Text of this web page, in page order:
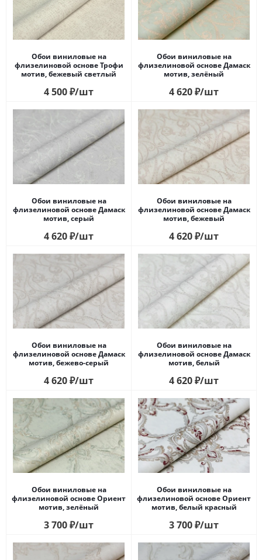
Обои виниловые на
флизелиновой основе Трофи
мотив, бежевый светлый
4 500₽/шт
Обои виниловые на
флизелиновой основе Дамаск
мотив, зелёный
4 620₽/шт
Обои виниловые на
флизелиновой основе Дамаск
мотив, серый
4 620₽/шт
Обои виниловые на
флизелиновой основе Дамаск
мотив, бежевый
4 620₽/шт
Обои виниловые на
флизелиновой основе Дамаск
мотив, бежево-серый
4 620₽/шт
Обои виниловые на
флизелиновой основе Дамаск
мотив, белый
4 620₽/шт
Обои виниловые на
флизелиновой основе Ориент
мотив, зелёный
3 700₽/шт
Обои виниловые на
флизелиновой основе Ориент
мотив, белый красный
3 700₽/шт